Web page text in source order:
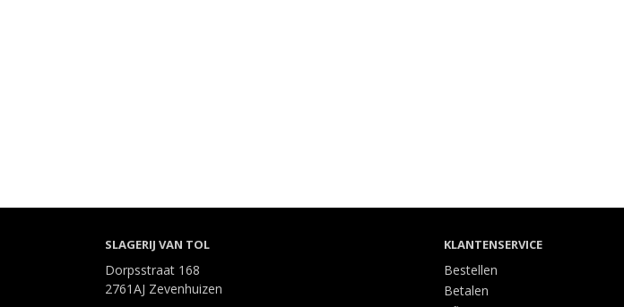
SLAGERIJ VAN TOL
Dorpsstraat 168
2761AJ Zevenhuizen
KLANTENSERVICE
Bestellen
Betalen